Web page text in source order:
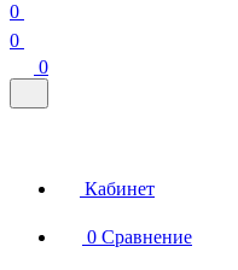
0
0
0
Кабинет
0 Сравнение